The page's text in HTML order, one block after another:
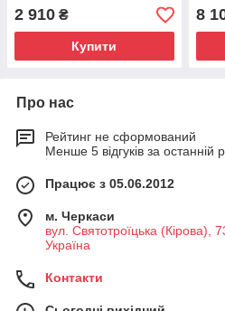
2 910 ₴
Купити
8
Про нас
Рейтинг не сформований
Менше 5 відгуків за останній
Працює з 05.06.2012
м. Черкаси
вул. Святотроїцька (Кірова),
Україна
Контакти